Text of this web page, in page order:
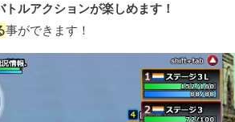
トルアクションが楽しめます！
事ができます！